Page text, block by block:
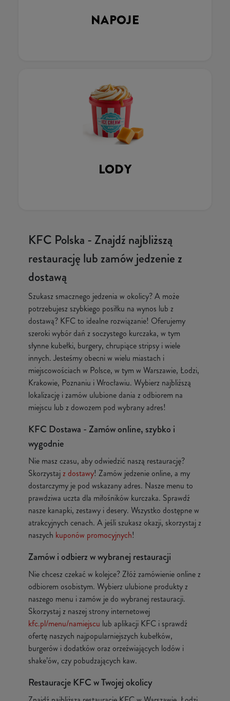
NAPOJE
LODY
KFC Polska - Znajdź najbliższą
restaurację lub zamów jedzenie z
dostawą
Szukasz smacznego jedzenia w okolicy? A może
potrzebujesz szybkiego posiłku na wynos lub z
dostawą? KFC to idealne rozwiązanie! Oferujemy
szeroki wybór dań z soczystego kurczaka, w tym
słynne kubełki, burgery, chrupiące stripsy i wiele
innych. Jesteśmy obecni w wielu miastach i
miejscowościach w Polsce, w tym w Warszawie, Łodzi,
Krakowie, Poznaniu i Wrocławiu. Wybierz najbliższą
lokalizację i zamów ulubione dania z odbiorem na
miejscu lub z dowozem pod wybrany adres!
KFC Dostawa - Zamów online, szybko i
wygodnie
Nie masz czasu, aby odwiedzić naszą restaurację?
Skorzystajz dostawy! Zamów jedzenie online, a my
dostarczymy je pod wskazany adres. Nasze menu to
prawdziwa uczta dla miłośników kurczaka. Sprawdź
nasze kanapki, zestawy i desery. Wszystko dostępne w
atrakcyjnych cenach. A jeśli szukasz okazji, skorzystaj z
naszych kuponów promocyjnych!
Zamów i odbierz w wybranej restauracji
Nie chcesz czekać w kolejce? Złóż zamówienie online z
odbiorem osobistym. Wybierz ulubione produkty z
naszego menu i zamów je do wybranej restauracji.
Skorzystaj z naszej strony internetowej
kfc.pl/menu/namiejscu lub aplikacji KFC i sprawdź
ofertę naszych najpopularniejszych kubełków,
burgerów i dodatków oraz orzeźwiających lodów i
shake’ów, czy pobudzających kaw.
Restauracje KFC w Twojej okolicy